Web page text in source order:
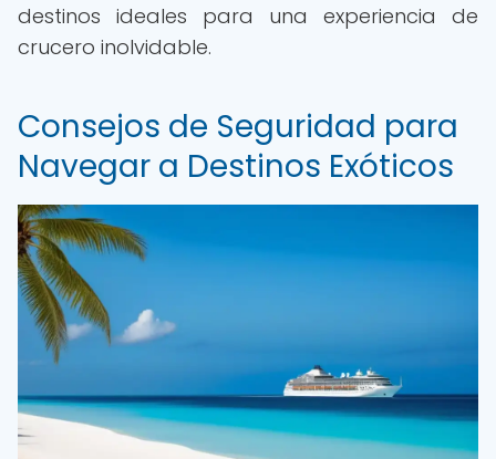
destinos ideales para una experiencia de
crucero inolvidable.
Consejos de Seguridad para
Navegar a Destinos Exóticos